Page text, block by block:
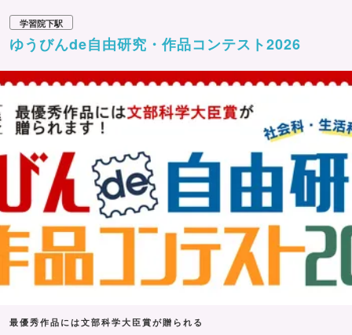
学習院下駅
ゆうびんde自由研究・作品コンテスト2026
最優秀作品には文部科学大臣賞が贈られる